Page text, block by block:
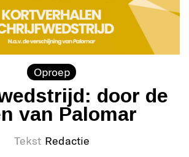
Oproep
door de
van Palomar
Tekst Redactie